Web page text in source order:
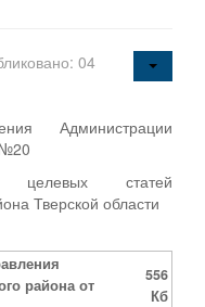
04
Администрации
статей
Тверской области
района от
556
Кб